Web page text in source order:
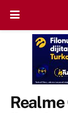
Realme